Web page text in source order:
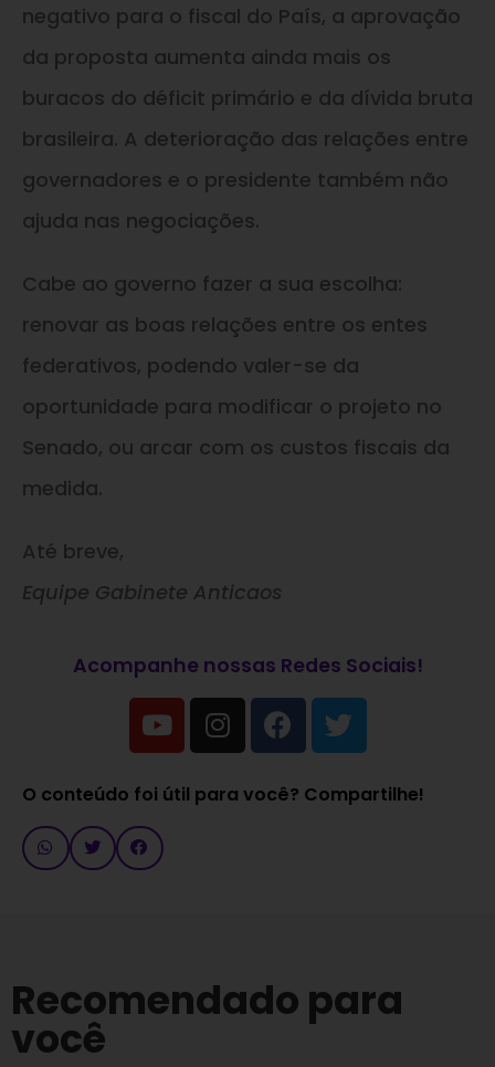
negativo para o fiscal do País, a aprovação
da proposta aumenta ainda mais os
buracos do déficit primário e da dívida bruta
brasileira. A deterioração das relações entre
governadores e o presidente também não
ajuda nas negociações.
Cabe ao governo fazer a sua escolha:
renovar as boas relações entre os entes
federativos, podendo valer-se da
oportunidade para modificar o projeto no
Senado, ou arcar com os custos fiscais da
medida.
Até breve,
Equipe Gabinete Anticaos
Acompanhe nossas Redes Sociais!
O conteúdo foi útil para você? Compartilhe!
Recomendado para
você